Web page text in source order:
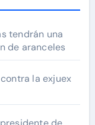
tendrán una
de aranceles
la exjuex